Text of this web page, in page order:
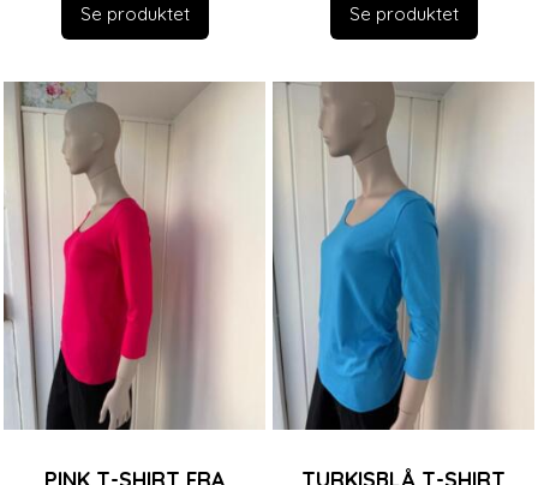
Se produktet Se produktet
PINK T-SHIRT FRA TURKISBLÅ T-SHIRT